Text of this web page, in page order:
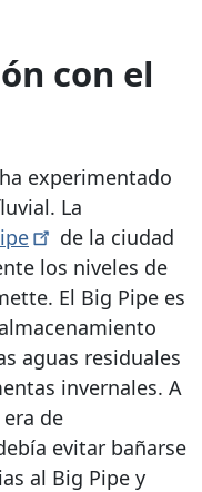
con el
experimentado
La
de la ciudad
los niveles de
El Big Pipe es
aguas residuales
invernales. A
de
evitar bañarse
al Big Pipe y